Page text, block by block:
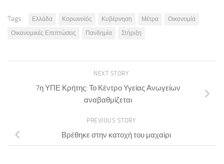
Tags: Ελλάδα Κορωνοϊός Κυβέρνηση Μέτρα
Οικονομία
Οικονομικές Επιπτώσεις
Πανδημία Στήριξη
NEXT STORY
7η ΥΠΕ Κρήτης: Το Κέντρο Υγείας Ανωγείων
αναβαθμίζεται
PREVIOUS STORY
Βρέθηκε στην κατοχή του μαχαίρι